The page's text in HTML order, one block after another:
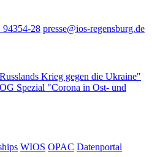
94354-28 presse@ios-regensburg.de
Krieg gegen die Ukraine"
Spezial "Corona in Ost- und
WIOS OPAC Datenportal